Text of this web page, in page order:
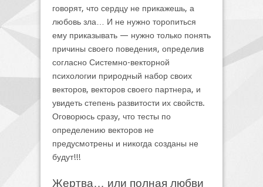
говорят, что сердцу не прикажешь, а
любовь зла… И не нужно торопиться
ему приказывать — нужно только понять
причины своего поведения, определив
согласно Системно-векторной
психологии природный набор своих
векторов, векторов своего партнера, и
увидеть степень развитости их свойств.
Оговорюсь сразу, что тесты по
определению векторов не
предусмотрены и никогда созданы не
будут!!!
Жертва… или полная любви